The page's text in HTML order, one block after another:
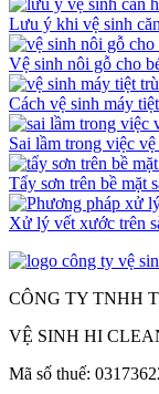
Lưu ý khi vệ sinh
Vệ sinh nôi gỗ cho
Cách vệ sinh máy
Sai lầm trong việc
Tẩy sơn trên bề mặt
Xử lý vết xước trên
CÔNG TY TNHH
VỆ SINH HI
Mã số thuế: